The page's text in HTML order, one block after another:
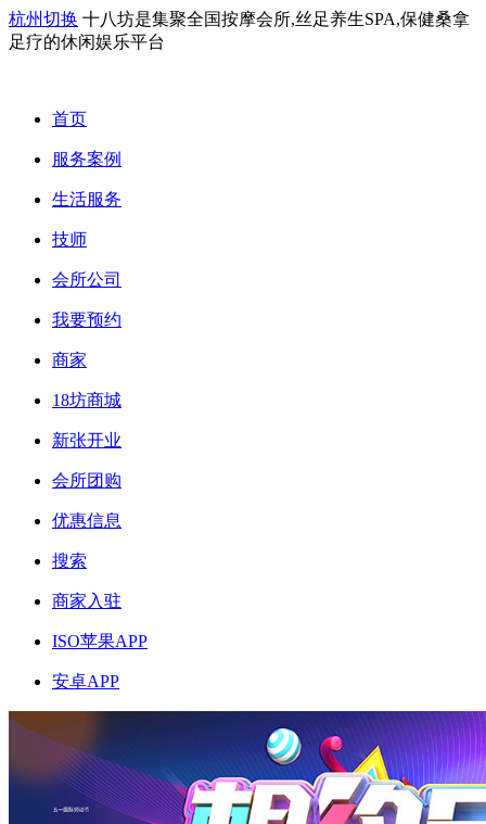
杭州切换 十八坊是集聚全国按摩会所,丝足养生SPA,保健桑拿
足疗的休闲娱乐平台
首页
服务案例
生活服务
技师
会所公司
我要预约
商家
18坊商城
新张开业
会所团购
优惠信息
搜索
商家入驻
ISO苹果APP
安卓APP